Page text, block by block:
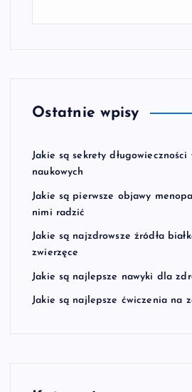
Ostatnie wpisy
Jakie są sekrety długowieczności
naukowych
Jakie są pierwsze objawy
nimi radzić
Jakie są najzdrowsze źródła
zwierzęce
Jakie są najlepsze nawyki dla
Jakie są najlepsze ćwiczenia na